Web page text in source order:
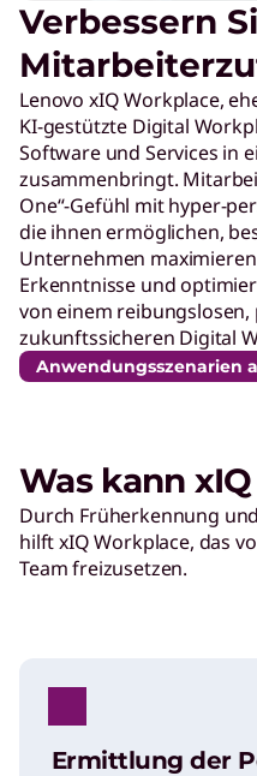
Verbessern
Lenovo xIQ Workplace,
KI-gestützte Digital
Software und Services in
zusammenbringt.
One“-Gefühl mit hyper-
die ihnen ermöglichen,
Unternehmen
Erkenntnisse und
von einem
zukunftssicheren Digital
Anwendungsszenarien
Was kann
Durch Früherkennung
hilft xIQ Workplace, das
Team freizusetzen.
Ermittlung der